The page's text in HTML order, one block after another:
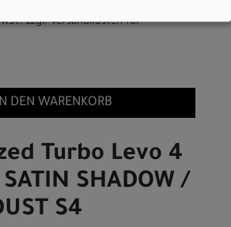
zzgl.Versandkosten für
DEN WARENKORB
Turbo Levo 4
SHADOW /
S4